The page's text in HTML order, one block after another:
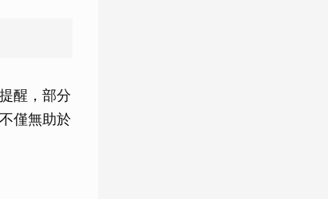
醒，部分
僅無助於